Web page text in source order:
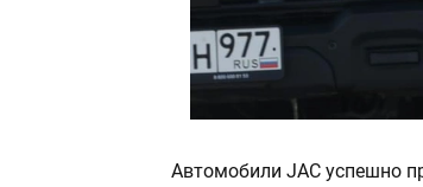
Автомобили JAC успешно